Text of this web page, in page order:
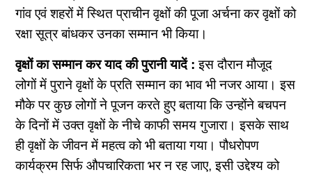
गांव एवं शहरों में स्थित प्राचीन वृक्षों की पूजा अर्चना कर वृक्षों को
रक्षा सूत्र बांधकर उनका सम्मान भी किया।
वृक्षों का सम्मान कर याद की पुरानी यादें : इस दौरान मौजूद
लोगों में पुराने वृक्षों के प्रति सम्मान का भाव भी नजर आया। इस
मौके पर कुछ लोगों ने पूजन करते हुए बताया कि उन्होंने बचपन
के दिनों में उक्त वृक्षों के नीचे काफी समय गुजारा। इसके साथ
ही वृक्षों के जीवन में महत्व को भी बताया गया। पौधरोपण
कार्यक्रम सिर्फ औपचारिकता भर न रह जाए, इसी उद्देश्य को